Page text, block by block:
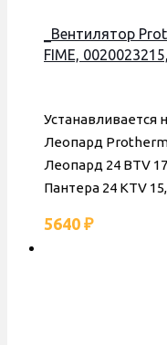
_Вентилятор
FIME,
Леопард
Леопард 24 BTV
Пантера 24 KTV
5640 ₽